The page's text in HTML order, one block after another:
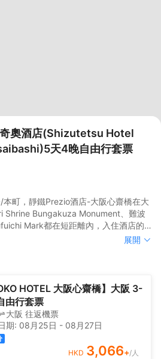
奧酒店(Shizutetsu Hotel
天4晚自由行套票
町，靜鐵Prezio酒店-大阪心齋橋在大
Shrine Bungakuza Monument、難波
Mark都在短距離內，入住酒店的
。</br>客房內的所有設施都是經過精心
感。服務人員會提前為您準備好電熱
您消除一天疲勞的好地方。</br>旅客可
區，提升健康幸福感。外國旅客可以通
風土人情的相關信息。
本町，靜鐵Prezio酒店-大阪心齋橋在大
Mark都在短距離內，入住酒店的
險箱、空調和液晶電視機，滿足您入住
馨感。服務人員會提前為您準備好電熱
飲水需求。除此之外，配備有拖鞋、24
您消除一天疲勞的好地方。</br>旅客可
區，提升健康幸福感。外國旅客可以通
地風土人情的相關信息。
展開
HOTEL 大阪心齋橋】大阪 3-
由行套票
大阪 往返機票
期: 08月25日 - 08月27日
HKD 3,066+/人